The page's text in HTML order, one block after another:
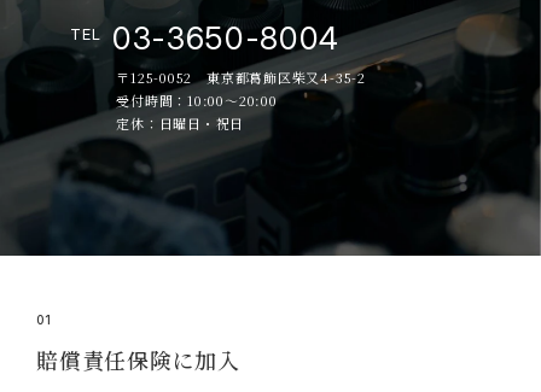
TEL 03-3650-8004
〒125-0052 東京都葛飾区柴又4-35-2
受付時間：10:00～20:00
定休：日曜日・祝日
01
賠償責任保険に加入